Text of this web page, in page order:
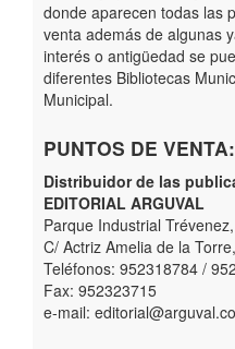
donde aparecen todas las
venta además de algunas
interés o antigüedad se
diferentes Bibliotecas
Municipal.
PUNTOS DE VENTA:
Distribuidor de las
EDITORIAL ARGUVAL
Parque Industrial
C/ Actriz Amelia de la
Teléfonos: 952318784 /
Fax: 952323715
e-mail: